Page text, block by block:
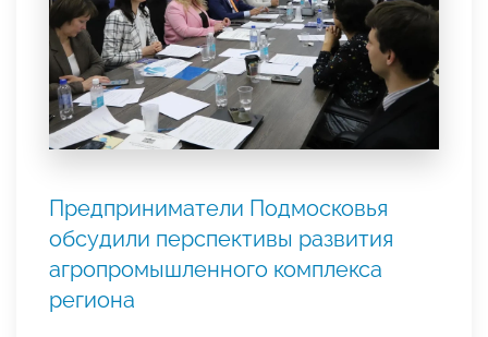
Предприниматели Подмосковья
обсудили перспективы развития
агропромышленного комплекса
региона